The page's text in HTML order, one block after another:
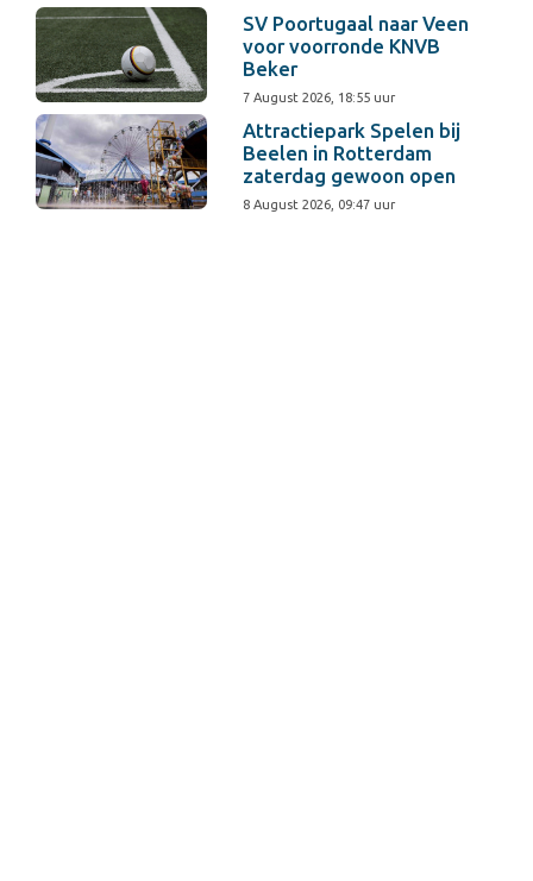
SV Poortugaal naar Veen
voor voorronde KNVB
Beker
7 August 2026, 18:55 uur
Attractiepark Spelen bij
Beelen in Rotterdam
zaterdag gewoon open
8 August 2026, 09:47 uur